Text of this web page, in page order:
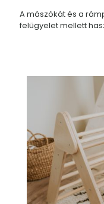
A mászókát és a
felügyelet mellett